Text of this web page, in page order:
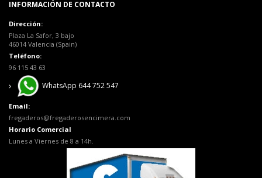
INFORMACIÓN DE CONTACTO
Dirección:
Plaza La Safor, 3 bajo
46014 Valencia (Spain)
Teléfono:
96 115 43 63
WhatsApp 644 752 547
Email:
fregaderos@fregaderosencimera.com
Horario Comercial
Lunes a Viernes de 8 a 14h.